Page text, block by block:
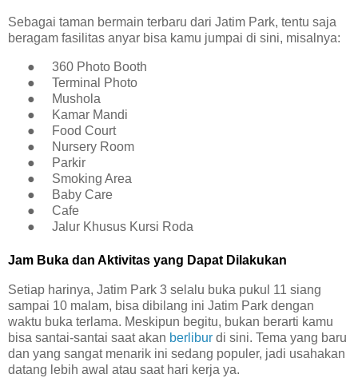
Sebagai taman bermain terbaru dari Jatim Park, tentu saja
beragam fasilitas anyar bisa kamu jumpai di sini, misalnya:
●
360 Photo Booth
●
Terminal Photo
●
Mushola
●
Kamar Mandi
●
Food Court
●
Nursery Room
●
Parkir
●
Smoking Area
●
Baby Care
●
Cafe
●
Jalur Khusus Kursi Roda
Jam Buka dan Aktivitas yang Dapat Dilakukan
Setiap harinya, Jatim Park 3 selalu buka pukul 11 siang
sampai 10 malam, bisa dibilang ini Jatim Park dengan
waktu buka terlama. Meskipun begitu, bukan berarti kamu
bisa santai-santai saat akan berlibur di sini. Tema yang baru
dan yang sangat menarik ini sedang populer, jadi usahakan
datang lebih awal atau saat hari kerja ya.